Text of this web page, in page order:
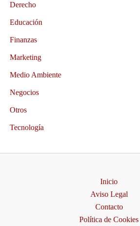
Derecho
Educación
Finanzas
Marketing
Medio Ambiente
Negocios
Otros
Tecnología
Inicio
Aviso Legal
Contacto
Política de Cookies